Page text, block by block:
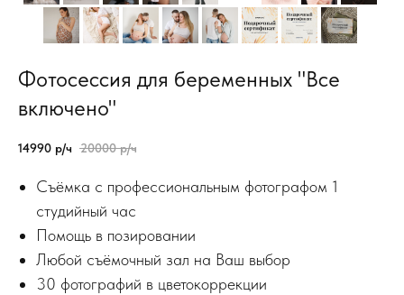
Фотосессия для беременных "Все
включено"
14990 р/ч 20000 р/ч
Съёмка с профессиональным фотографом 1
студийный час
Помощь в позировании
Любой съёмочный зал на Ваш выбор
30 фотографий в цветокоррекции